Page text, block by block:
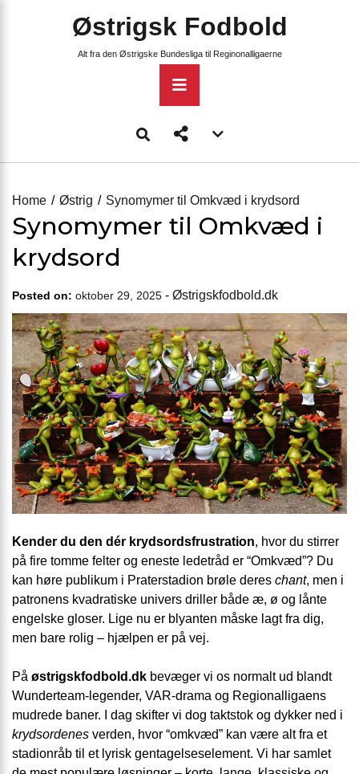
Østrigsk Fodbold
Alt fra den Østrigske Bundesliga til Reginonalligaerne
Primary
Menu
menu
Home
Østrig Synomymer til Omkvæd i krydsord
Synomymer til Omkvæd i
krydsord
Posted on: oktober 29, 2025 - Østrigskfodbold.dk
Kender du den dér krydsordsfrustration, hvor du stirrer
på fire tomme felter og eneste ledetråd er “Omkvæd”? Du
kan høre publikum i Praterstadion brøle deres chant, men i
patronens kvadratiske univers driller både æ, ø og lånte
engelske gloser. Lige nu er blyanten måske lagt fra dig,
men bare rolig – hjælpen er på vej.
På østrigskfodbold.dk bevæger vi os normalt ud blandt
Wunderteam-legender, VAR-drama og Regionalligaens
mudrede baner. I dag skifter vi dog taktstok og dykker ned i
krydsordenes verden, hvor “omkvæd” kan være alt fra et
stadionråb til et lyrisk gentagelseselement. Vi har samlet